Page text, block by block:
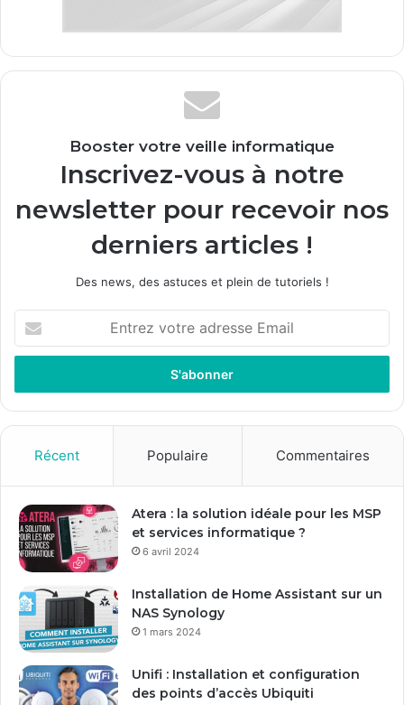
Booster votre veille informatique
Inscrivez-vous à notre
newsletter pour recevoir nos
derniers articles !
Des news, des astuces et plein de tutoriels !
t
e
z
r
e
a
d
s
e
m
a
Récent Populaire Commentaires
Atera : la solution idéale pour les MSP
et services informatique ?
6 avril 2024
Installation de Home Assistant sur un
NAS Synology
1 mars 2024
Unifi : Installation et configuration
des points d’accès Ubiquiti